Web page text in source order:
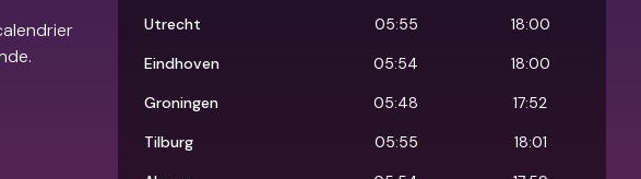
Utrecht
05:55
18:00
Eindhoven
05:54
18:00
Groningen
05:48
17:52
Tilburg
05:55
18:01